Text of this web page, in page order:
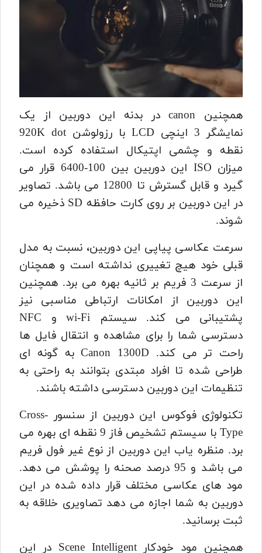
همچنین canon در بدنه این دوربین از یک
نمایشگر 3 اینچی LCD با رزولوشن 920K dot
نقطه و چشمی اپتیکال استفاده کرده است.
میزان ISO این دوربین بین 100-6400 قرار می
گیرد و قابل گسترش تا 12800 می باشد. تصاویر
در این دوربین بر روی کارت حافظه SD ذخیره می
شوند.
سرعت عکاسی پیاپی این دوربین، نسبت به مدل
قبلی خود هیچ تغییری نداشته است و همچنان
از سرعت 3 فریم بر ثانیه بهره می برد. همچنین
این دوربین از امکانات ارتباطی مناسبی نیز
پشتیبانی می کند. سیستم wi-Fi و NFC
دسترسی شما را برای مشاهده و انتقال فایل ها
راحت تر می کند. Canon 1300D به گونه ای
طراحی شده تا افراد مبتدی بتوانند به راحتی به
تنظیمات این دوربین دسترسی داشته باشند.
تکنولوژی فوکوس این دوربین از سنسور Cross-
Type با سیستم تشخیص فاز 9 نقطه ای بهره می
برد. منظره یاب این دوربین از نوع غیر فول فریم
می باشد و 95 درصد صحنه را پوشش می دهد.
مود های عکاسی مختلف قرار داده شده در این
دوربین به شما اجازه می دهد تصاویری خلاقه به
ثبت برسانید.
همچنین مود خودکار Scene Intelligent در این